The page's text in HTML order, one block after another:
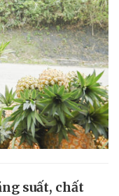
suất, chất